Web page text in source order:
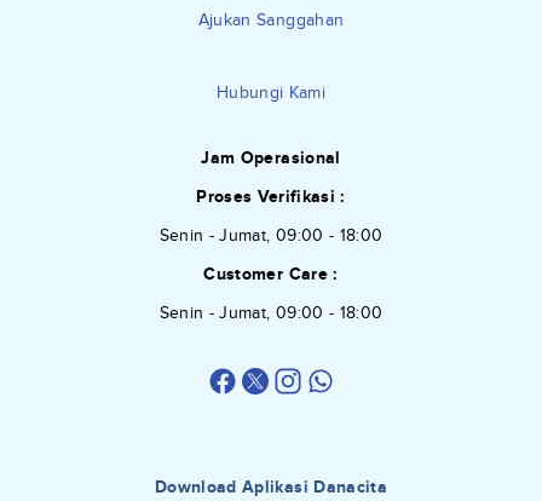
Ajukan Sanggahan
Hubungi Kami
Jam Operasional
Proses Verifikasi :
Senin - Jumat, 09:00 - 18:00
Customer Care :
Senin - Jumat, 09:00 - 18:00
Download Aplikasi Danacita